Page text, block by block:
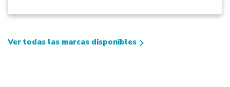
Ver todas las marcas disponibles